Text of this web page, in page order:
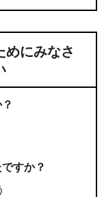
めにみなさ
すか？